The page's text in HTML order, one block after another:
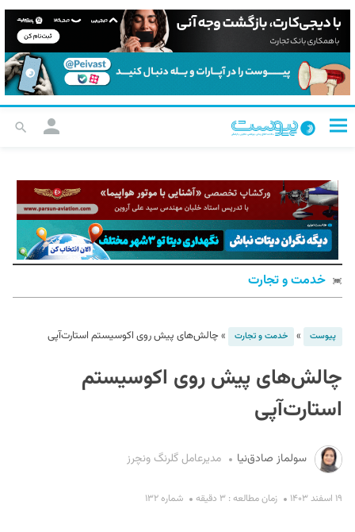
خدمت و تجارت
پیوست » خدمت و تجارت » چالش‌های پیش روی اکوسیستم استارت‌آپی
چالش‌های پیش روی اکوسیستم
استارت‌آپی
سولماز صادق‌نیا مدیرعامل گلرنگ ونچرز
۱۹ اسفند ۱۴۰۳ زمان مطالعه : ۳ دقیقه شماره ۱۳۲